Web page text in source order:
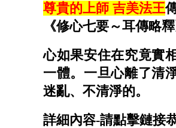
尊貴的上師 吉美法王
《修心七要～耳傳略
心如果安住在究竟實
一體。一旦心離了清
迷亂、不清淨的。
詳細內容-請點擊鏈接